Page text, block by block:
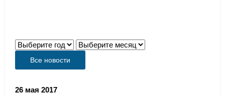
Все новости
26 мая 2017